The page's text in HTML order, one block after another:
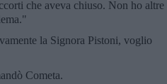
che aveva chiuso. Non ho altre
la Signora Pistoni, voglio
Cometa.